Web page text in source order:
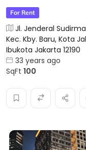
For Rent
Jl. Jenderal
Kec. Kby. Baru, Kota
Ibukota Jakarta 12190
33 years ago
SqFt 100